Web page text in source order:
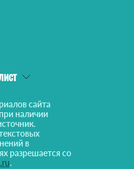
сайта
наличии
в
разрешается со
.